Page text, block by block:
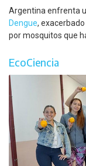
Argentina enfrenta
Dengue,
por mosquitos que
EcoCiencia